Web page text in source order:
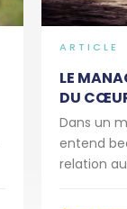
ARTICLE
LE
DU
Dans un
entend
relation